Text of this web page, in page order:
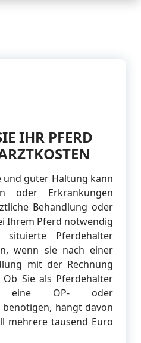
IHR PFERD
und guter Haltung kann
oder Erkrankungen
Behandlung oder
Ihrem Pferd notwendig
Pferdehalter
wenn sie nach einer
mit der Rechnung
Sie als Pferdehalter
OP- oder
hängt davon
mehrere tausend Euro